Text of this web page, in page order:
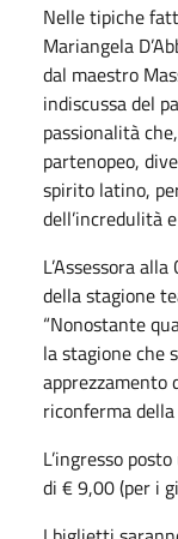
Nelle tipiche
Mariangela
dal maestro
indiscussa del
passionalità
partenopeo,
spirito latino,
dell’incredulità
L’Assessora
della stagione
“Nonostante
la stagione che
apprezzamento
riconferma
L’ingresso
di € 9,00 (per i